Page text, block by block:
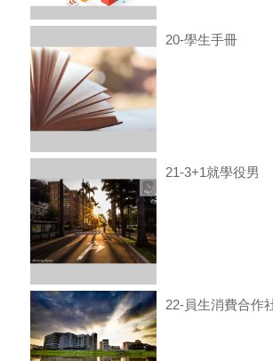
20-學生手冊
21-3+1就學役男
22-員生消費合作